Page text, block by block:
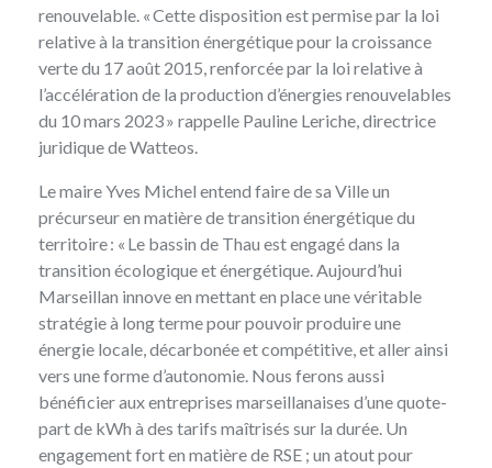
renouvelable. « Cette disposition est permise par la loi
relative à la transition énergétique pour la croissance
verte du 17 août 2015, renforcée par la loi relative à
l’accélération de la production d’énergies renouvelables
du 10 mars 2023 » rappelle Pauline Leriche, directrice
juridique de Watteos.
Le maire Yves Michel entend faire de sa Ville un
précurseur en matière de transition énergétique du
territoire : « Le bassin de Thau est engagé dans la
transition écologique et énergétique. Aujourd’hui
Marseillan innove en mettant en place une véritable
stratégie à long terme pour pouvoir produire une
énergie locale, décarbonée et compétitive, et aller ainsi
vers une forme d’autonomie. Nous ferons aussi
bénéficier aux entreprises marseillanaises d’une quote-
part de kWh à des tarifs maîtrisés sur la durée. Un
engagement fort en matière de RSE ; un atout pour